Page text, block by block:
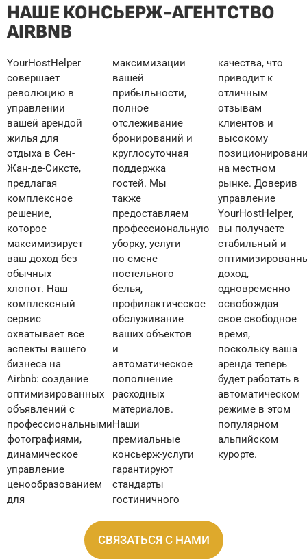
НАШЕ КОНСЬЕРЖ-АГЕНТСТВО
AIRBNB
YourHostHelper
совершает
революцию в
управлении
вашей арендой
жилья для
отдыха в Сен-
Жан-де-Сиксте,
предлагая
комплексное
решение,
которое
максимизирует
ваш доход без
обычных
хлопот. Наш
комплексный
сервис
охватывает все
аспекты вашего
бизнеса на
Airbnb: создание
оптимизированных
объявлений с
профессиональными
фотографиями,
динамическое
управление
ценообразованием
для
максимизации
вашей
прибыльности,
полное
отслеживание
бронирований и
круглосуточная
поддержка
гостей. Мы
также
предоставляем
профессиональную
уборку, услуги
по смене
постельного
белья,
профилактическое
обслуживание
ваших объектов
и
автоматическое
пополнение
расходных
материалов.
Наши
премиальные
консьерж-услуги
гарантируют
стандарты
гостиничного
качества, что
приводит к
отличным
отзывам
клиентов и
высокому
позиционированию
на местном
рынке. Доверив
управление
YourHostHelper,
вы получаете
стабильный и
оптимизированный
доход,
одновременно
освобождая
свое свободное
время,
поскольку ваша
аренда теперь
будет работать в
автоматическом
режиме в этом
популярном
альпийском
курорте.
СВЯЗАТЬСЯ С НАМИ